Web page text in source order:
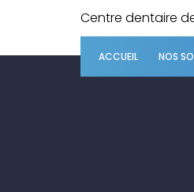
Centre dentaire
ACCUEIL NOS